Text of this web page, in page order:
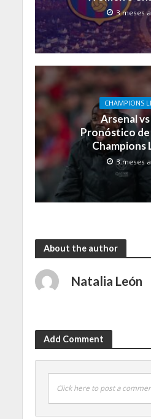
3 meses
CHAMPIONS
Arsenal vs
Pronóstico de
Champions
3 meses
About the author
Natalia León
Add Comment
Click here to post a